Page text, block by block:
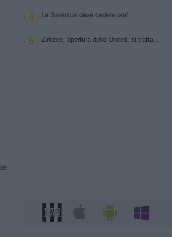
4 La Juventus deve cedere ora!
5 Zirkzee, apertura dello United, si tratta...